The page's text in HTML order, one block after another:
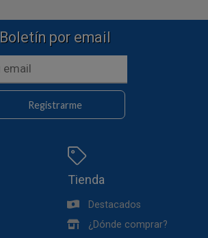
Boletín por email
Registrarme
Tienda
Destacados
¿Dónde comprar?